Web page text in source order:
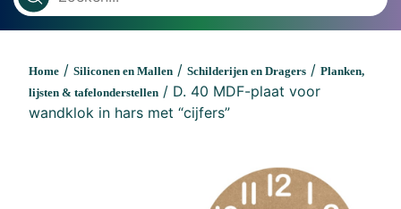
Home / Siliconen en Mallen / Schilderijen en Dragers / Planken,
lijsten & tafelonderstellen / D. 40 MDF-plaat voor
wandklok in hars met “cijfers”